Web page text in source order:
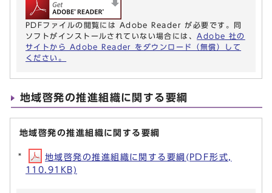
PDFファイルの閲覧には Adobe Reader が必要です。同
ソフトがインストールされていない場合には、 Adobe 社の
サイトから Adobe Reader をダウンロード（無償）して
ください。
地域啓発の推進組織に関する要綱
地域啓発の推進組織に関する要綱
地域啓発の推進組織に関する要綱(PDF形式,
110.91KB)